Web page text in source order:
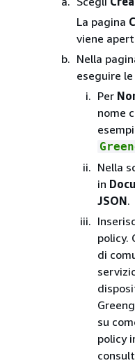
La pagina
viene
Nella
eseguire
Per
nome
Nella
in
JSON.
policy.
di
su
policy